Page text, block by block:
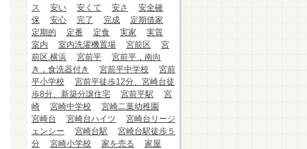
ス
安い 安くて 安さ
安全確
保
安心 完了 完成
定期借家
定期的
定番 定食 実家
実質
室内
室内洗濯機置場 宮前区
宮
前区.横浜
宮前平
宮前平，南向
き，食洗器付き
宮前平中学校
宮前
平小学校
宮前平徒歩12分、宮崎台徒
歩8分、新築分譲住宅
宮前平駅
宮
崎
宮崎中学校
宮崎二葉幼稚園
宮崎台
宮崎台ハイツ
宮崎台リージ
ェンシー
宮崎台駅
宮崎台駅徒歩５
分
宮崎小学校 家を売る
家屋